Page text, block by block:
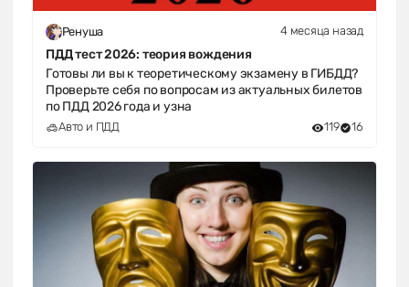
Ренуша 4 месяца назад
ПДД тест 2026: теория вождения
Готовы ли вы к теоретическому экзамену в ГИБДД?
Проверьте себя по вопросам из актуальных билетов
по ПДД 2026 года и узна
Авто и ПДД 119 16